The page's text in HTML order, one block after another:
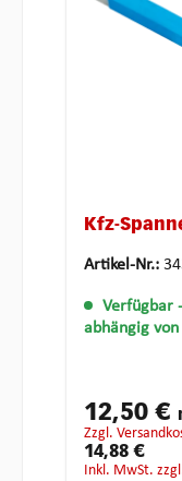
Kfz-
Artikel-Nr.:
Verfügbar
abhängig
12,50 €
zzgl.
14,88 €
inkl. MwSt.